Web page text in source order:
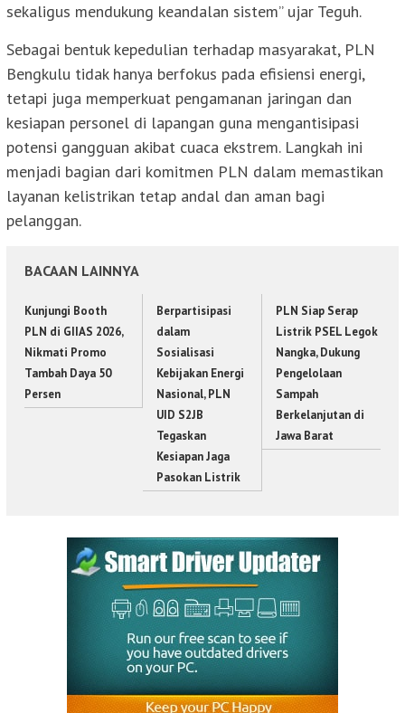
sekaligus mendukung keandalan sistem” ujar Teguh.
Sebagai bentuk kepedulian terhadap masyarakat, PLN
Bengkulu tidak hanya berfokus pada efisiensi energi,
tetapi juga memperkuat pengamanan jaringan dan
kesiapan personel di lapangan guna mengantisipasi
potensi gangguan akibat cuaca ekstrem. Langkah ini
menjadi bagian dari komitmen PLN dalam memastikan
layanan kelistrikan tetap andal dan aman bagi
pelanggan.
BACAAN LAINNYA
Kunjungi Booth
PLN di GIIAS 2026,
Nikmati Promo
Tambah Daya 50
Persen
Berpartisipasi
dalam
Sosialisasi
Kebijakan Energi
Nasional, PLN
UID S2JB
Tegaskan
Kesiapan Jaga
Pasokan Listrik
PLN Siap Serap
Listrik PSEL Legok
Nangka, Dukung
Pengelolaan
Sampah
Berkelanjutan di
Jawa Barat